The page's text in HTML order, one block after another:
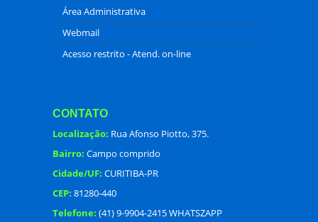
Área Administrativa
Webmail
Acesso restrito - Atend. on-line
CONTATO
Localização: Rua Afonso Piotto, 375.
Bairro: Campo comprido
Cidade/UF: CURITIBA-PR
CEP: 81280-440
Telefone: (41) 9-9904-2415 WHATSZAPP